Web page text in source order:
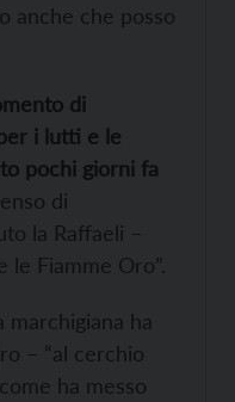
anche che posso
di
i lutti e le
pochi giorni fa
di
la Raffaeli –
le Fiamme Oro”.
marchigiana ha
– “al cerchio
ha messo